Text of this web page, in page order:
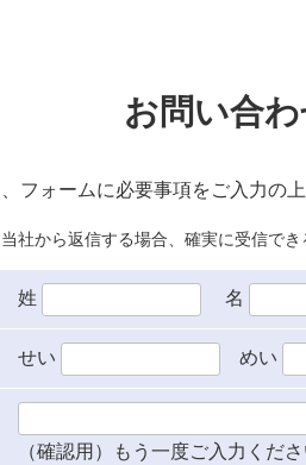
お問い合
フォームに必要事項をご入力の
社から返信する場合、確実に受信で
姓 名
せい めい
（確認用）もう一度ご入力くださ